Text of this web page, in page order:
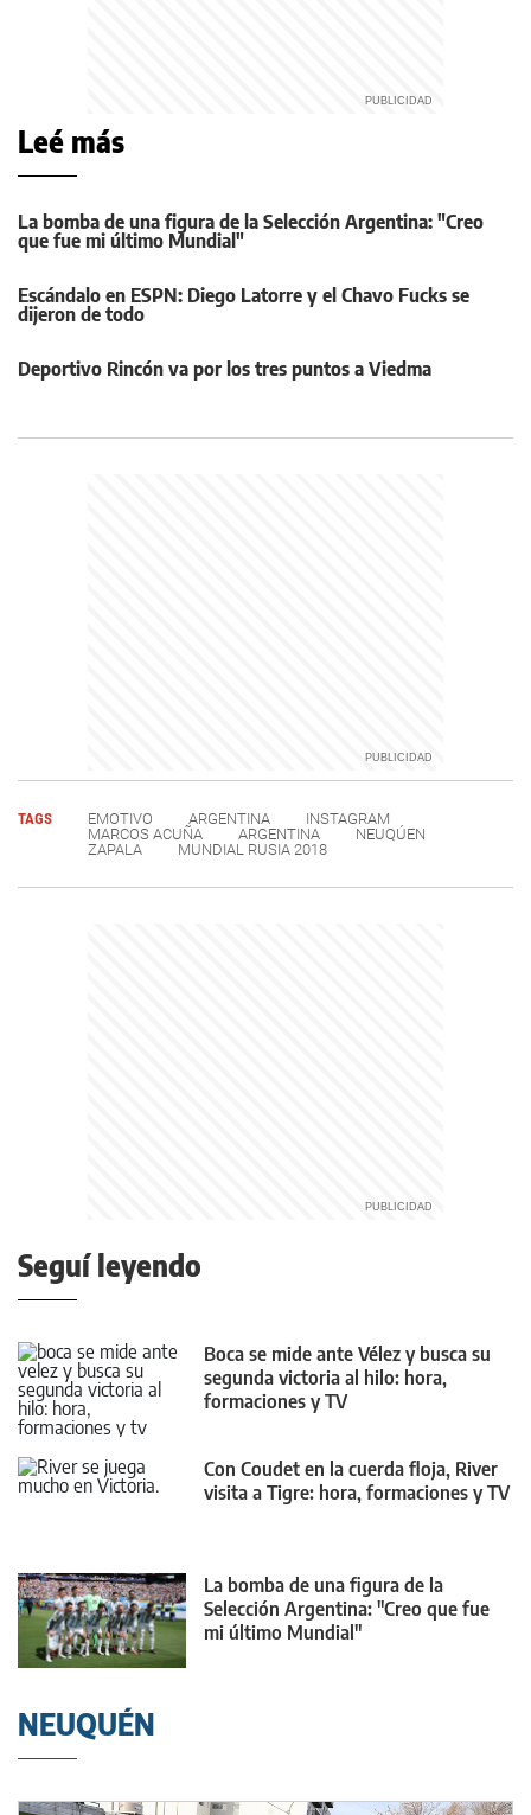
Leé más
La bomba de una figura de la Selección Argentina: "Creo
que fue mi último Mundial"
Escándalo en ESPN: Diego Latorre y el Chavo Fucks se
dijeron de todo
Deportivo Rincón va por los tres puntos a Viedma
TAGS EMOTIVO ARGENTINA
INSTAGRAM
MARCOS ACUÑA
ARGENTINA
NEUQÚEN
ZAPALA
MUNDIAL RUSIA 2018
Seguí leyendo
Boca se mide ante Vélez y busca su
segunda victoria al hilo: hora,
formaciones y TV
Con Coudet en la cuerda floja, River
visita a Tigre: hora, formaciones y TV
La bomba de una figura de la
Selección Argentina: "Creo que fue
mi último Mundial"
NEUQUÉN